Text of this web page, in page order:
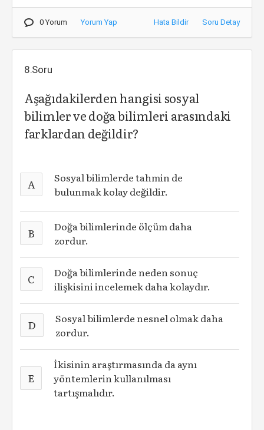
0 Yorum Yorum Yap Hata Bildir Soru Detay
8.Soru
Aşağıdakilerden hangisi sosyal
bilimler ve doğa bilimleri arasındaki
farklardan değildir?
A
Sosyal bilimlerde tahmin de
bulunmak kolay değildir.
B
Doğa bilimlerinde ölçüm daha
zordur.
C
Doğa bilimlerinde neden sonuç
ilişkisini incelemek daha kolaydır.
D
Sosyal bilimlerde nesnel olmak daha
zordur.
E
İkisinin araştırmasında da aynı
yöntemlerin kullanılması
tartışmalıdır.